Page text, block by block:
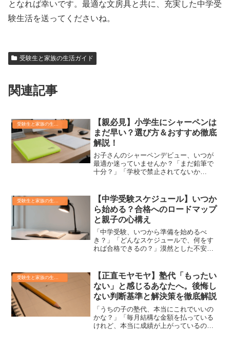
となれば幸いです。最適な文房具と共に、充実した中学受
験生活を送ってくださいね。
受験生と家族の生活ガイド
関連記事
【親必見】小学生にシャーペンは
まだ早い？選び方＆おすすめ徹底
解説！
お子さんのシャーペンデビュー、いつが
最適か迷っていませんか？「まだ鉛筆で
十分？」「学校で禁止されてないか
ぴったりのシャーペン選びのコツから、
おすすめ商品まで、失敗しない...
受験生と家族の生活ガイド
【中学受験スケジュール】いつか
ら始める？合格へのロードマップ
と親子の心構え
「中学受験、いつから準備を始めるべ
き？」「どんなスケジュールで、何をす
れば合格できるの？」漠然とした不安や
きな挑戦ですよね。この記事を読めば、
合格までの明確なロードマッ...
受験生と家族の生活ガイド
【正直モヤモヤ】塾代「もったい
ない」と感じるあなたへ。後悔し
ない判断基準と解決策を徹底解説
「うちの子の塾代、本当にこれでいいの
かな？」「毎月結構な金額を払っている
けれど、本当に成績が上がっているの